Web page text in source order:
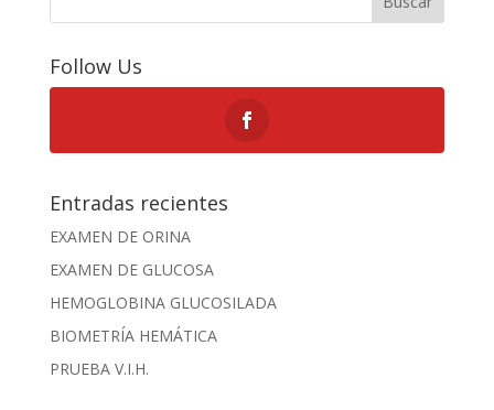
Follow Us
Entradas recientes
EXAMEN DE ORINA
EXAMEN DE GLUCOSA
HEMOGLOBINA GLUCOSILADA
BIOMETRÍA HEMÁTICA
PRUEBA V.I.H.